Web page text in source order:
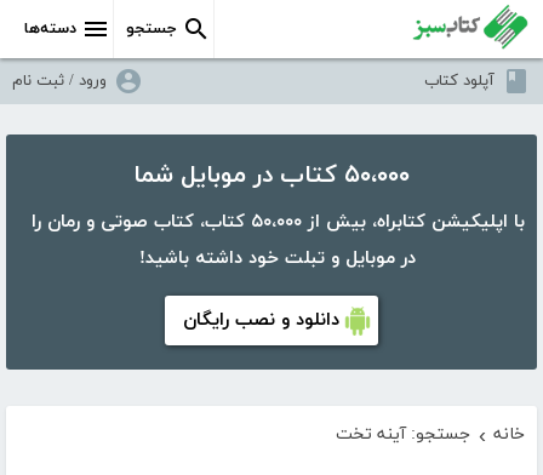
دسته‌ها جستجو
آپلود کتاب ورود / ثبت نام
۵۰،۰۰۰ کتاب در موبایل شما
با اپلیکیشن کتابراه، بیش از ۵۰،۰۰۰ کتاب، کتاب صوتی و رمان را
در موبایل و تبلت خود داشته باشید!
دانلود و نصب رایگان
خانه › جستجو: آینه تخت